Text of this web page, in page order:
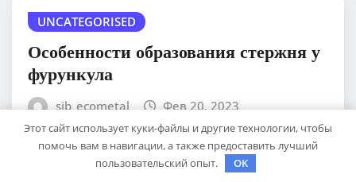
UNCATEGORISED
Особенности образования стержня у
фурункула
sib_ecometal Фев 20, 2023
Этот сайт использует куки-файлы и другие технологии, чтобы
помочь вам в навигации, а также предоставить лучший
пользовательский опыт.
OK